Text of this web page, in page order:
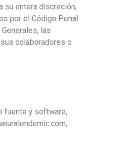
su entera discreción,
por el Código Penal
las
colaboradores o
fuente y software,